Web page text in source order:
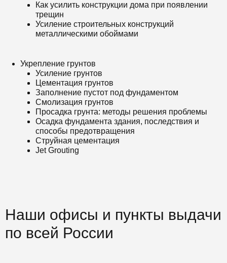
Как усилить конструкции дома при появлении
трещин
Усиление строительных конструкций
металлическими обоймами
Укрепление грунтов
Усиление грунтов
Цементация грунтов
Заполнение пустот под фундаментом
Смолизация грунтов
Просадка грунта: методы решения проблемы
Осадка фундамента здания, последствия и
способы предотвращения
Струйная цементация
Jet Grouting
Наши офисы и пункты выдачи
по всей России